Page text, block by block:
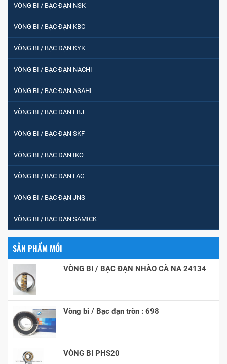
VÒNG BI / BẠC ĐẠN NSK
VÒNG BI / BẠC ĐẠN KBC
VÒNG BI / BẠC ĐẠN KYK
VÒNG BI / BẠC ĐẠN NACHI
VÒNG BI / BẠC ĐẠN ASAHI
VÒNG BI / BẠC ĐẠN FBJ
VÒNG BI / BẠC ĐẠN SKF
VÒNG BI / BẠC ĐẠN IKO
VÒNG BI / BẠC ĐẠN FAG
VÒNG BI / BẠC ĐẠN JNS
VÒNG BI / BẠC ĐẠN SAMICK
SẢN PHẨM MỚI
VÒNG BI / BẠC ĐẠN NHÀO CÀ NA 24134
Vòng bi / Bạc đạn tròn : 698
VÒNG BI PHS20